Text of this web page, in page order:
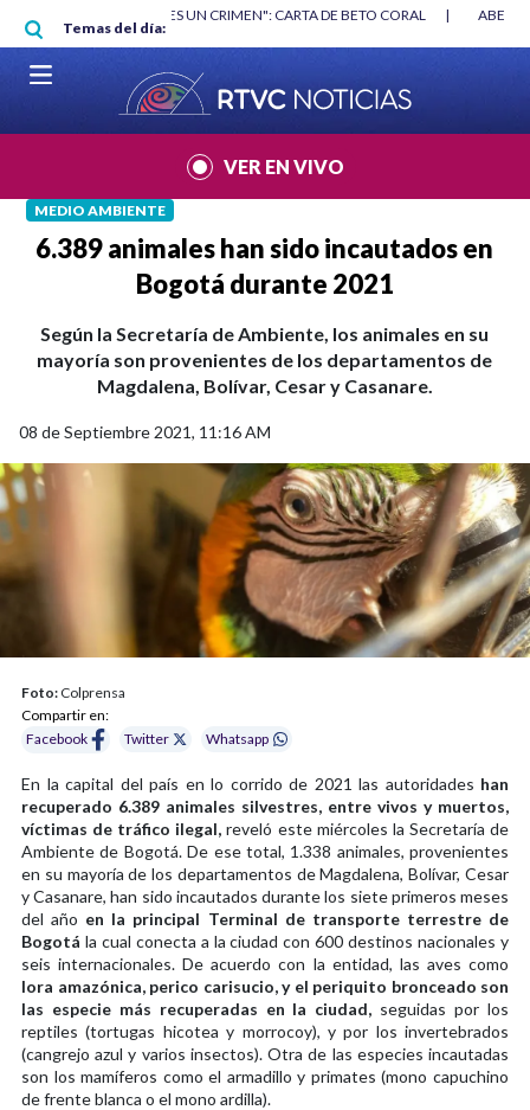
Pasar al contenido principal
Temas del día:
"HABLAR NO ES UN CRIMEN": CARTA DE BETO CORAL |
VER EN VIVO
MEDIO AMBIENTE
6.389 animales han sido incautados en
Bogotá durante 2021
Según la Secretaría de Ambiente, los animales en su
mayoría son provenientes de los departamentos de
Magdalena, Bolívar, Cesar y Casanare.
08 de Septiembre 2021, 11:16 AM
Foto: Colprensa
Compartir en:
Facebook
Twitter Whatsapp
En la capital del país en lo corrido de 2021 las autoridades han
recuperado 6.389 animales silvestres, entre vivos y muertos,
víctimas de tráfico ilegal, reveló este miércoles la Secretaría de
Ambiente de Bogotá. De ese total, 1.338 animales, provenientes
en su mayoría de los departamentos de Magdalena, Bolívar, Cesar
y Casanare, han sido incautados durante los siete primeros meses
del año en la principal Terminal de transporte terrestre de
Bogotá la cual conecta a la ciudad con 600 destinos nacionales y
seis internacionales. De acuerdo con la entidad, las aves como
lora amazónica, perico carisucio, y el periquito bronceado son
las especie más recuperadas en la ciudad, seguidas por los
reptiles (tortugas hicotea y morrocoy), y por los invertebrados
(cangrejo azul y varios insectos). Otra de las especies incautadas
son los mamíferos como el armadillo y primates (mono capuchino
de frente blanca o el mono ardilla).